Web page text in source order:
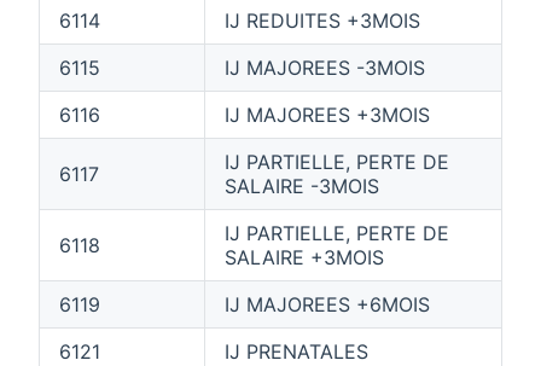
6114
IJ REDUITES +3MOIS
6115
IJ MAJOREES -3MOIS
6116
IJ MAJOREES +3MOIS
6117
IJ PARTIELLE, PERTE DE
SALAIRE -3MOIS
6118
IJ PARTIELLE, PERTE DE
SALAIRE +3MOIS
6119
IJ MAJOREES +6MOIS
6121
IJ PRENATALES